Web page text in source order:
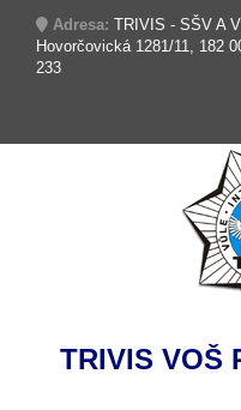
Adresa: TRIVIS - SŠV A
Hovorčovická 1281/11, 182
233
TRIVIS VOŠ